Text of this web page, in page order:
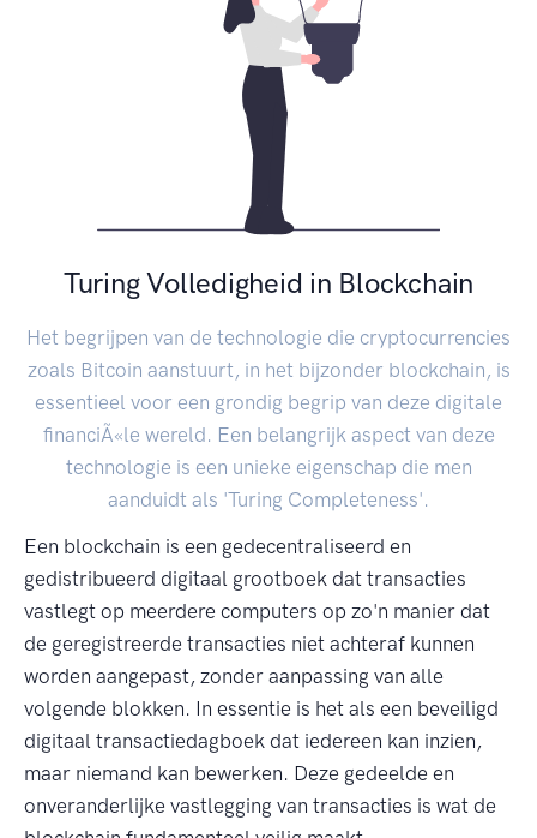
Turing Volledigheid in Blockchain
Het begrijpen van de technologie die cryptocurrencies
zoals Bitcoin aanstuurt, in het bijzonder blockchain, is
essentieel voor een grondig begrip van deze digitale
financiÃ«le wereld. Een belangrijk aspect van deze
technologie is een unieke eigenschap die men
aanduidt als 'Turing Completeness'.
Een blockchain is een gedecentraliseerd en
gedistribueerd digitaal grootboek dat transacties
vastlegt op meerdere computers op zo'n manier dat
de geregistreerde transacties niet achteraf kunnen
worden aangepast, zonder aanpassing van alle
volgende blokken. In essentie is het als een beveiligd
digitaal transactiedagboek dat iedereen kan inzien,
maar niemand kan bewerken. Deze gedeelde en
onveranderlijke vastlegging van transacties is wat de